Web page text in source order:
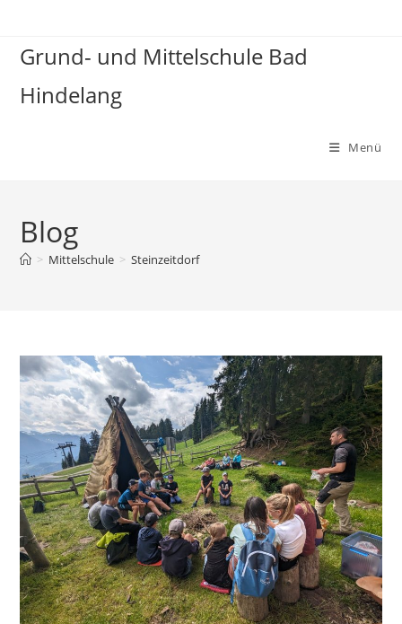
Grund- und Mittelschule Bad
Hindelang
Menü
Blog
> Mittelschule > Steinzeitdorf